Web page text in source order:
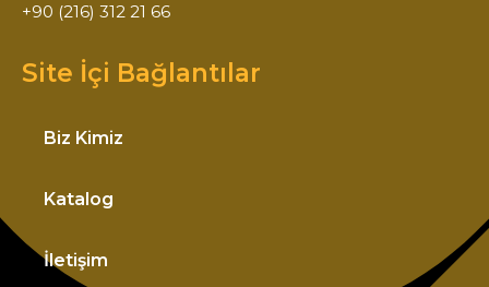
+90 (216) 312 21 66
Site İçi Bağlantılar
Biz Kimiz
Katalog
İletişim